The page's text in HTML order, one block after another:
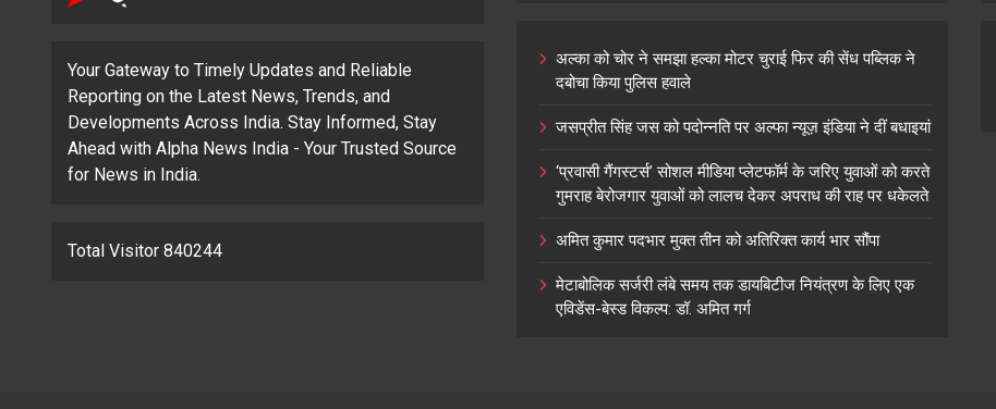
Your Gateway to Timely Updates and Reliable
Reporting on the Latest News, Trends, and
Developments Across India. Stay Informed, Stay
Ahead with Alpha News India - Your Trusted Source
for News in India.
Total Visitor 840244
अल्का को चोर ने समझा हल्का मोटर चुराई फिर की सेंध पब्लिक ने
दबोचा किया पुलिस हवाले
जसप्रीत सिंह जस को पदोन्नति पर अल्फा न्यूज़ इंडिया ने दीं बधाइयां
‘प्रवासी गैंगस्टर्स’ सोशल मीडिया प्लेटफॉर्म के जरिए युवाओं को करते
गुमराह बेरोजगार युवाओं को लालच देकर अपराध की राह पर धकेलते
अमित कुमार पदभार मुक्त तीन को अतिरिक्त कार्य भार सौंपा
मेटाबोलिक सर्जरी लंबे समय तक डायबिटीज नियंत्रण के लिए एक
एविडेंस-बेस्ड विकल्प: डॉ. अमित गर्ग